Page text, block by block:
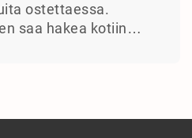
ostettaessa.
saa hakea kotiin…